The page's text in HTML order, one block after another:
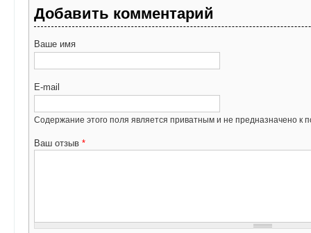
Добавить комментарий
Ваше имя
E-mail
Содержание этого поля является приватным и не предназначено к
Ваш отзыв *